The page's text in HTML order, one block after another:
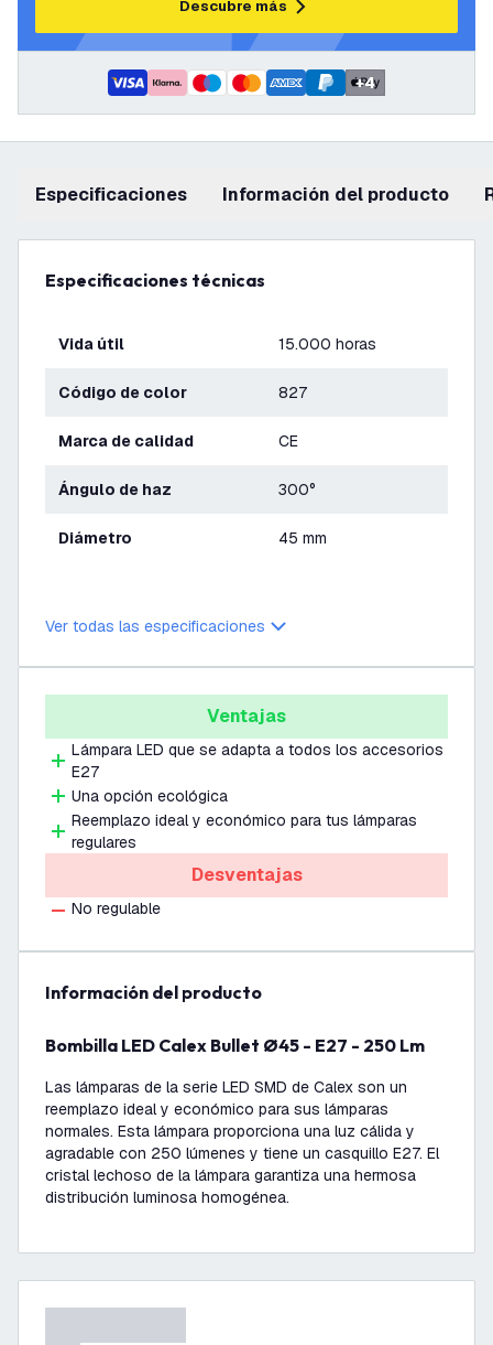
Descubre más
+4
Especificaciones información del producto
Especificaciones técnicas
Vida útil 15.000 horas
Código de color 827
Marca de calidad CE
Ángulo de haz 300°
Diámetro 45 mm
Ver todas las especificaciones
Ventajas
Lámpara LED que se adapta a todos los accesorios
E27
Una opción ecológica
Reemplazo ideal y económico para tus lámparas
regulares
Desventajas
No regulable
información del producto
Bombilla LED Calex Bullet Ø45 - E27 - 250 Lm
Las lámparas de la serie LED SMD de Calex son un
reemplazo ideal y económico para sus lámparas
normales. Esta lámpara proporciona una luz cálida y
agradable con 250 lúmenes y tiene un casquillo E27. El
cristal lechoso de la lámpara garantiza una hermosa
distribución luminosa homogénea.